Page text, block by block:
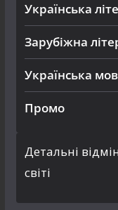
Українська
Зарубіжна
Українська
Промо
Детальні
світі